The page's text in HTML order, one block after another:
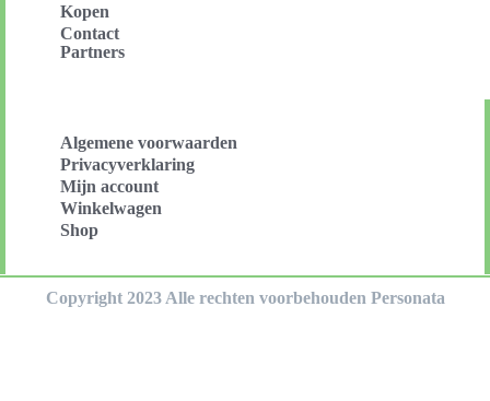
Kopen
Contact
Partners
Algemene voorwaarden
Privacyverklaring
Mijn account
Winkelwagen
Shop
Copyright 2023 Alle rechten voorbehouden Personata